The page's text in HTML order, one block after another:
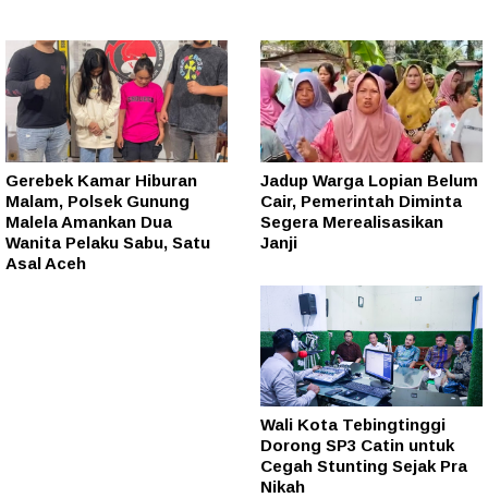
Gerebek Kamar Hiburan
Malam, Polsek Gunung
Malela Amankan Dua
Wanita Pelaku Sabu, Satu
Asal Aceh
Jadup Warga Lopian Belum
Cair, Pemerintah Diminta
Segera Merealisasikan
Janji
Wali Kota Tebingtinggi
Dorong SP3 Catin untuk
Cegah Stunting Sejak Pra
Nikah